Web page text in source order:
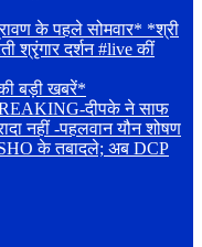
के पहले सोमवार* *श्री
श्रृंगार दर्शन #live कीं
बड़ी खबरें*
दीपके ने साफ
नहीं -पहलवान यौन शोषण
के तबादले; अब DCP